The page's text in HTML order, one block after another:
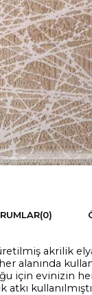
(0)
akrilik
alanında
için evinizin
atkı